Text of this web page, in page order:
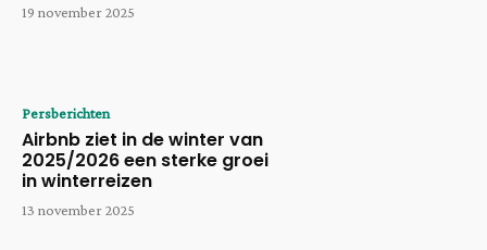
19 november 2025
Persberichten
Airbnb ziet in de winter van
2025/2026 een sterke groei
in winterreizen
13 november 2025